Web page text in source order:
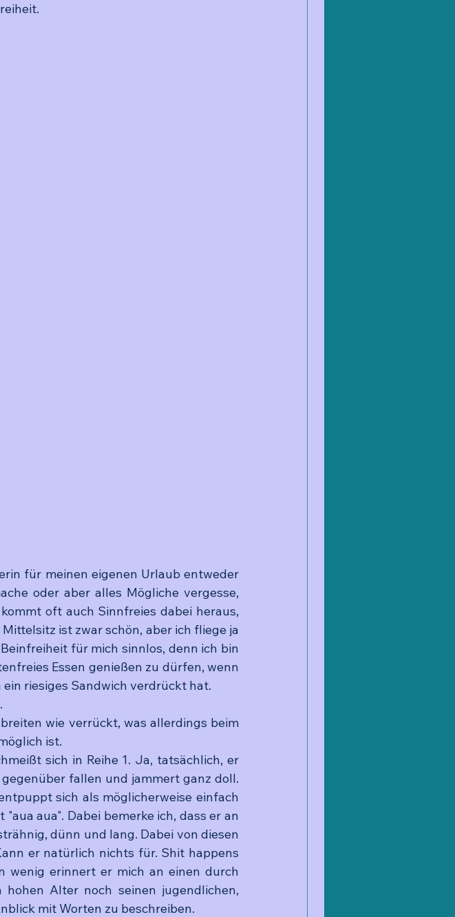
für meinen eigenen Urlaub entweder
oder aber alles Mögliche vergesse,
oft auch Sinnfreies dabei heraus,
ist zwar schön, aber ich fliege ja
für mich sinnlos, denn ich bin
Essen genießen zu dürfen, wenn
riesiges Sandwich verdrückt hat.
wie verrückt, was allerdings beim
ist.
sich in Reihe 1. Ja, tatsächlich, er
fallen und jammert ganz doll.
sich als möglicherweise einfach
aua". Dabei bemerke ich, dass er an
dünn und lang. Dabei von diesen
er natürlich nichts für. Shit happens
wenig erinnert er mich an einen durch
Alter noch seinen jugendlichen,
mit Worten zu beschreiben.